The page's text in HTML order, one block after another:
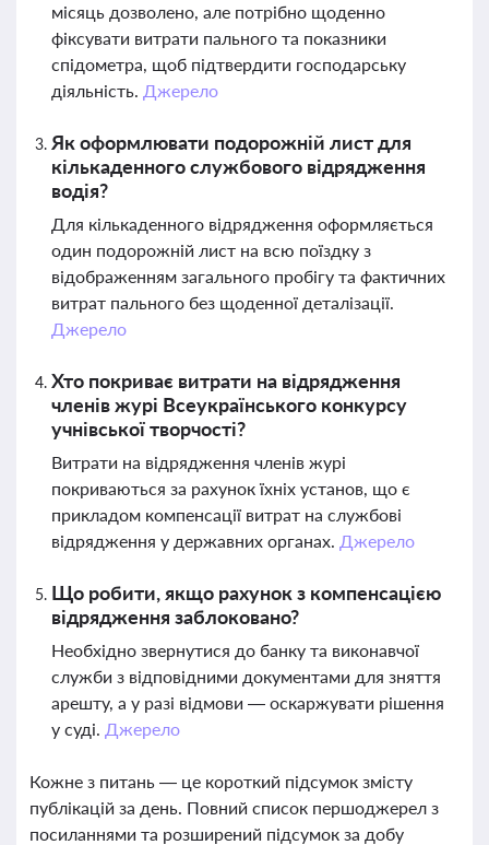
місяць дозволено, але потрібно щоденно
фіксувати витрати пального та показники
спідометра, щоб підтвердити господарську
діяльність. Джерело
Як оформлювати подорожній лист для
кількаденного службового відрядження
водія?
Для кількаденного відрядження оформляється
один подорожній лист на всю поїздку з
відображенням загального пробігу та фактичних
витрат пального без щоденної деталізації.
Джерело
Хто покриває витрати на відрядження
членів журі Всеукраїнського конкурсу
учнівської творчості?
Витрати на відрядження членів журі
покриваються за рахунок їхніх установ, що є
прикладом компенсації витрат на службові
відрядження у державних органах. Джерело
Що робити, якщо рахунок з компенсацією
відрядження заблоковано?
Необхідно звернутися до банку та виконавчої
служби з відповідними документами для зняття
арешту, а у разі відмови — оскаржувати рішення
у суді. Джерело
Кожне з питань — це короткий підсумок змісту
публікацій за день. Повний список першоджерел з
посиланнями та розширений підсумок за добу